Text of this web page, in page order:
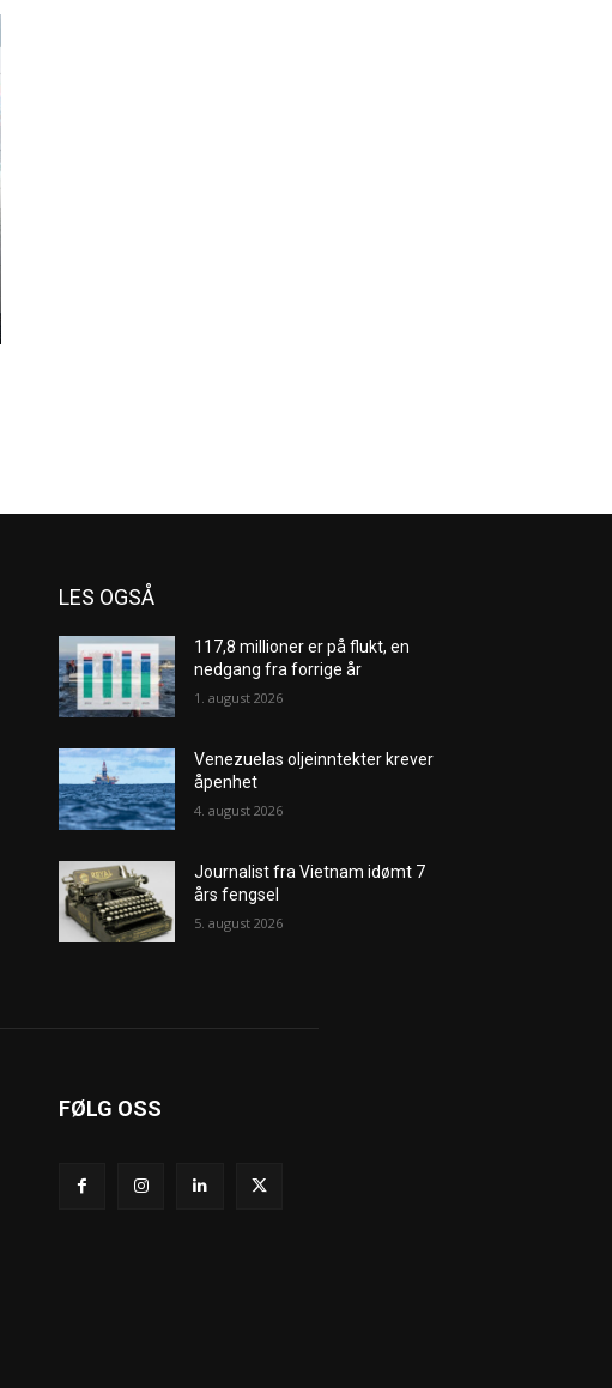
LES OGSÅ
117,8 millioner er på flukt, en
nedgang fra forrige år
1. august 2026
Venezuelas oljeinntekter krever
åpenhet
4. august 2026
Journalist fra Vietnam idømt 7
års fengsel
5. august 2026
FØLG OSS